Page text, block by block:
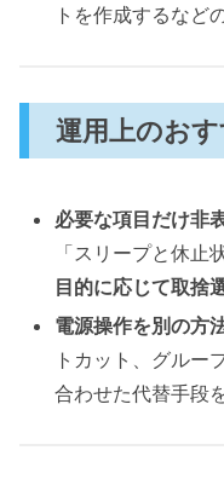
トを作成するなど
運用上のお
必要な項目だけ非
「スリープと休止
目的に応じて取捨
電源操作を別の方
トカット、グルー
合わせた代替手段